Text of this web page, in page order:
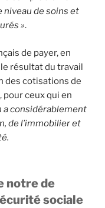
niveau de soins et
s ».
de payer, en
résultat du travail
des cotisations de
ceux qui en
a considérablement
de l’immobilier et
notre de
sociale